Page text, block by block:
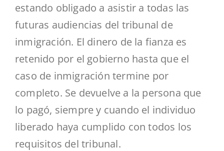
estando obligado a asistir a todas las
futuras audiencias del tribunal de
inmigración. El dinero de la fianza es
retenido por el gobierno hasta que el
caso de inmigración termine por
completo. Se devuelve a la persona que
lo pagó, siempre y cuando el individuo
liberado haya cumplido con todos los
requisitos del tribunal.